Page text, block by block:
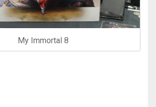
My Immortal 8